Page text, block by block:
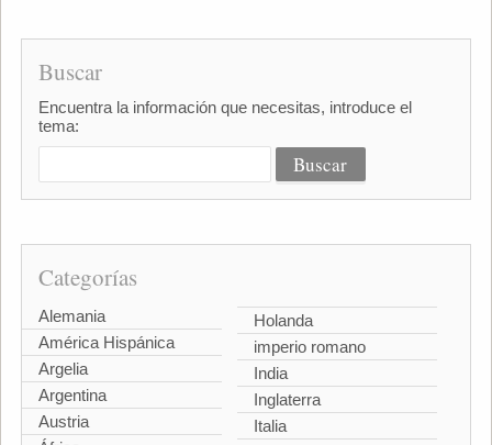
Buscar
Encuentra la información que necesitas, introduce el
tema:
Categorías
Alemania
América Hispánica
Argelia
Argentina
Austria
Holanda
imperio romano
India
Inglaterra
Italia